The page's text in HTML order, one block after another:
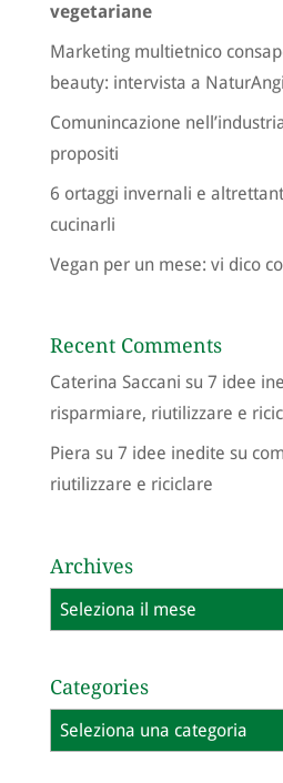
vegetariane
Marketing multietnico
beauty: intervista a NaturAngi
Comunincazione
propositi
6 ortaggi invernali e
cucinarli
Vegan per un mese: vi dico
Recent Comments
Caterina Saccani su 7 idee
risparmiare, riutilizzare e
Piera su 7 idee inedite su
riutilizzare e riciclare
Archives
Archives
Categories
Categories